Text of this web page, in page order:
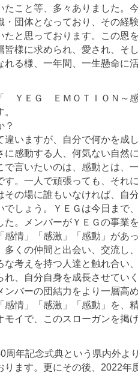
たこと等、多々ありました。
・団体となっており、その経
たと思っております。この恩
皆様に求められ、愛され、そ
れる様、一年間、一生懸命に
ＹＥＧ ＥＭＯＴＩＯＮ～
？
違いますが、自分で何かを成
に感動する人、何気ない自然
で言いたいのは、感動とは、
す。一人で頑張っても、それ
その場に誰もいなければ、自
でしょう。ＹＥＧは今日まで
た。メンバーがＹＥＧの事業
感情」「感激」「感動」があ
多くの仲間と出会い、交流し
な考えを持つ人達と触れ合い
れ、自分自身を成長させてい
ンバーの団結力をより一層高
感情」「感激」「感動」を、
モイで、このスローガンを掲
周年記念式典という県内外よ
ります。更にその後、2022年